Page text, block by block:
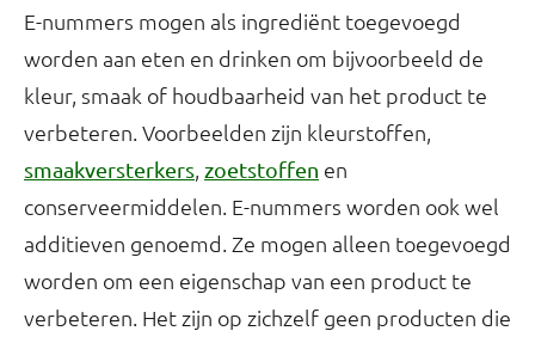
E-nummers mogen als ingrediënt toegevoegd
worden aan eten en drinken om bijvoorbeeld de
kleur, smaak of houdbaarheid van het product te
verbeteren. Voorbeelden zijn kleurstoffen,
smaakversterkers, zoetstoffen en
conserveermiddelen. E-nummers worden ook wel
additieven genoemd. Ze mogen alleen toegevoegd
worden om een eigenschap van een product te
verbeteren. Het zijn op zichzelf geen producten die